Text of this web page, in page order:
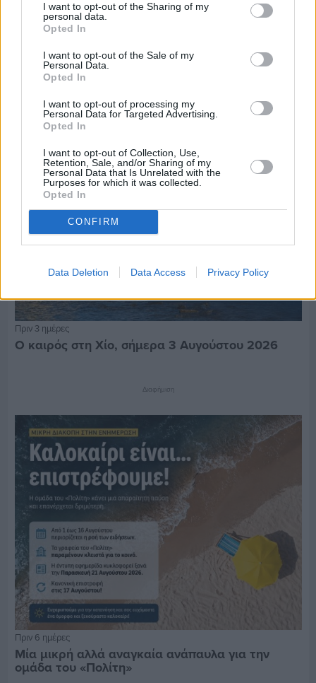
I want to opt-out of the Sharing of my
personal data.
Opted In
I want to opt-out of the Sale of my
Personal Data.
Opted In
I want to opt-out of processing my
Personal Data for Targeted Advertising.
Opted In
I want to opt-out of Collection, Use,
Retention, Sale, and/or Sharing of my
Personal Data that Is Unrelated with the
Purposes for which it was collected.
Opted In
CONFIRM
Data Deletion Data Access Privacy Policy
Πριν 3 ημέρες
70 χρόνια ιστορίας και συγκίνησης για το
Ανδρεάδειο Γυμνάσιο Βροντάδου
Πριν 3 ημέρες
Ο καιρός στη Χίο, σήμερα 3 Αυγούστου 2026
Διαφήμιση
Πριν 6 ημέρες
Μία μικρή αλλά αναγκαία ανάπαυλα για την
ομάδα του «Πολίτη»